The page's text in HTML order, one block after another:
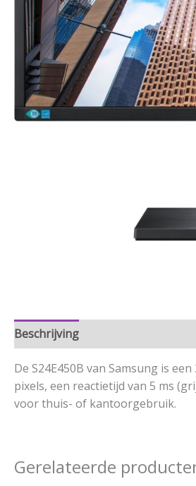
Beschrijving
De S24E450B van Samsung is
pixels, een reactietijd van 5 ms
voor thuis- of kantoorgebruik.
Gerelateerde